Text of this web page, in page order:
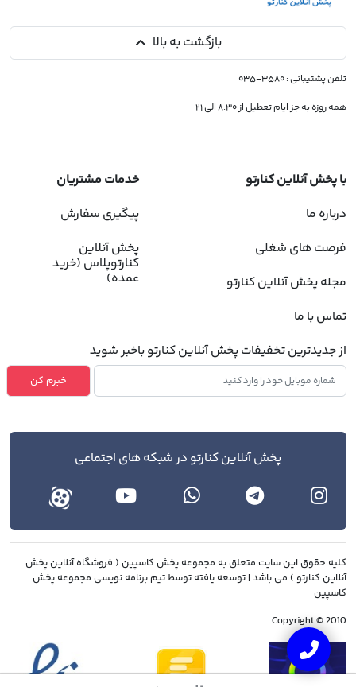
بازگشت به بالا
تلفن پشتیبانی :۳۵۸۰-۰۳۵
همه روزه به جز ایام تعطیل از ۸:۳۰ الی ۲۱
با پخش آنلاین کنارتو
درباره ما
فرصت های شغلی
مجله پخش آنلاین کنارتو
تماس با ما
خدمات مشتریان
پیگیری سفارش
پخش آنلاین
کنارتوپلاس (خرید
عمده)
از جدیدترین تخفیفات پخش آنلاین کنارتو باخبر شوید
خبرم کن
پخش آنلاین کنارتو در شبکه های اجتماعی
کليه حقوق اين سايت متعلق به مجموعه پخش کاسپین ( فروشگاه آنلاین پخش
آنلاین کنارتو ) می باشد | توسعه یافته توسط تیم برنامه نویسی مجموعه پخش
کاسپین
Copyright © 2010